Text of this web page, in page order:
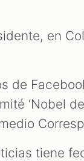
en
de
‘Nobel
tiene